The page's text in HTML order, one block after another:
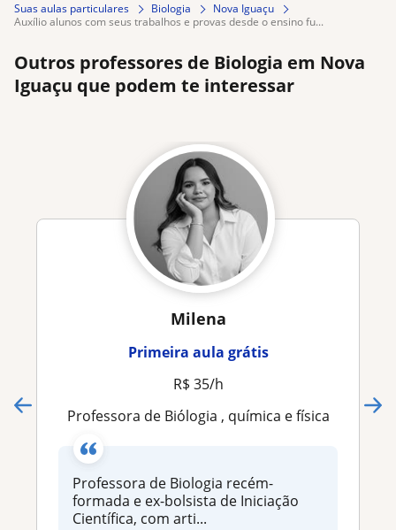
Suas aulas particulares Biologia
Nova Iguaçu
auxílio alunos com seus trabalhos e provas desde o ensino fu...
Outros professores de Biologia em Nova
Iguaçu que podem te interessar
Milena
Primeira aula grátis
R$ 35/h
Professora de Biólogia , química e física
Professora de Biologia recém-
formada e ex-bolsista de Iniciação
Científica, com arti...